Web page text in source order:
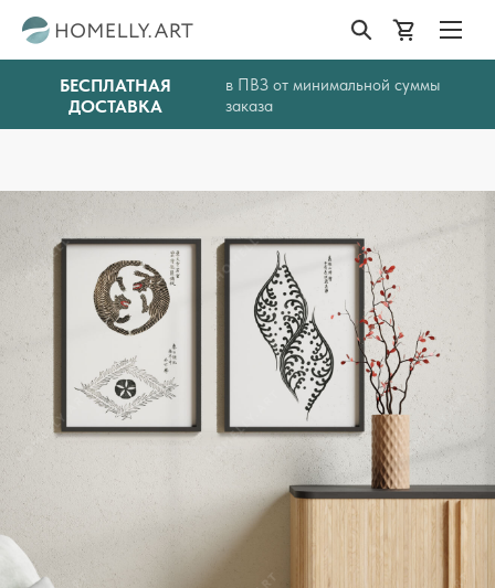
БЕСПЛАТНАЯ
ДОСТАВКА
в ПВЗ от минимальной суммы
заказа